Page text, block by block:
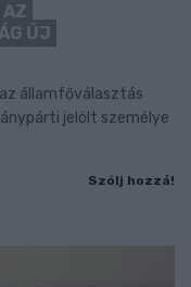
AZ
ÚJ
államfőválasztás
jelölt személye
Szólj hozzá!